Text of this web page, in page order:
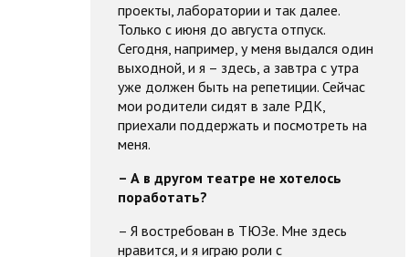
проекты, лаборатории и так далее.
Только с июня до августа отпуск.
Сегодня, например, у меня выдался один
выходной, и я – здесь, а завтра с утра
уже должен быть на репетиции. Сейчас
мои родители сидят в зале РДК,
приехали поддержать и посмотреть на
меня.
– А в другом театре не хотелось
поработать?
– Я востребован в ТЮЗе. Мне здесь
нравится, и я играю роли с